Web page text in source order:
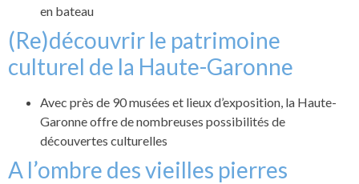
en bateau
(Re)découvrir le patrimoine
culturel de la Haute-Garonne
Avec près de 90 musées et lieux d’exposition, la Haute-
Garonne offre de nombreuses possibilités de
découvertes culturelles
A l’ombre des vieilles pierres